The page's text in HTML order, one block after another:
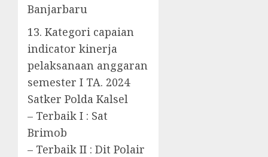
Banjarbaru
13. Kategori capaian
indicator kinerja
pelaksanaan anggaran
semester I TA. 2024
Satker Polda Kalsel
– Terbaik I : Sat
Brimob
– Terbaik II : Dit Polair